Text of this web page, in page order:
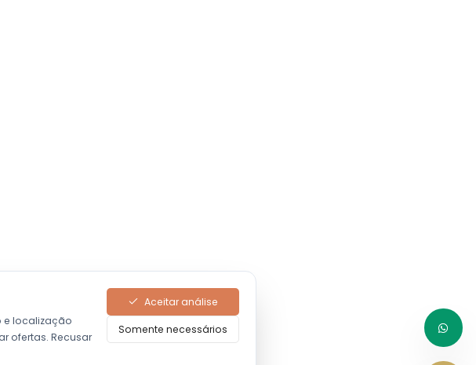
e localização
ofertas. Recusar
Aceitar análise
Somente necessários